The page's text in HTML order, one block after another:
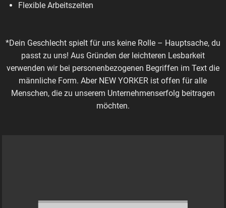
Flexible Arbeitszeiten
*Dein Geschlecht spielt für uns keine Rolle – Hauptsache, du
passt zu uns! Aus Gründen der leichteren Lesbarkeit
verwenden wir bei personenbezogenen Begriffen im Text die
männliche Form. Aber NEW YORKER ist offen für alle
Menschen, die zu unserem Unternehmenserfolg beitragen
möchten.